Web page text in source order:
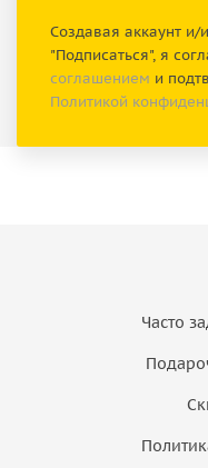
Создавая аккаунт
"Подписаться", я
соглашением и
Политикой
Часто